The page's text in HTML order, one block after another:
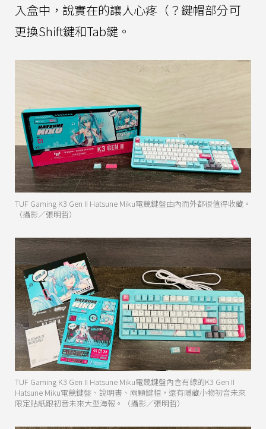
入盒中，說實在的讓人心疼（？鍵帽部分可
更換Shift鍵和Tab鍵。
TUF Gaming K3 Gen II Hatsune Miku電競鍵盤由內而外都很值得收藏。
（攝影／張明哲）
TUF Gaming K3 Gen II Hatsune Miku電競鍵盤內含有線的K3 Gen II
Hatsune Miku電競鍵盤、說明書、兩顆鍵帽，還有隱藏小物初音未來
限定貼紙跟初音未來大型海報。（攝影／張明哲）